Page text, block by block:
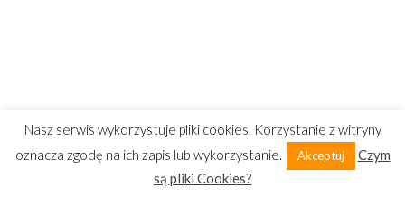
Nasz serwis wykorzystuje pliki cookies. Korzystanie z witryny
oznacza zgodę na ich zapis lub wykorzystanie.
Akceptuj
Czym
są pliki Cookies?